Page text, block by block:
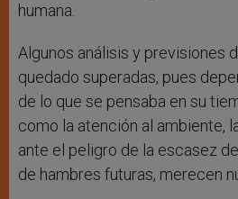
humana.
Algunos análisis y previsiones
quedado superadas, pues
de lo que se pensaba en su
como la atención al ambiente,
ante el peligro de la escasez
de hambres futuras, merecen